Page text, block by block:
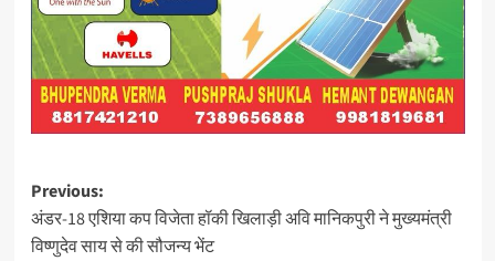
Post
navigation
Previous:
अंडर-18 एशिया कप विजेता हॉकी खिलाड़ी अवि मानिकपुरी ने मुख्यमंत्री
विष्णुदेव साय से की सौजन्य भेंट